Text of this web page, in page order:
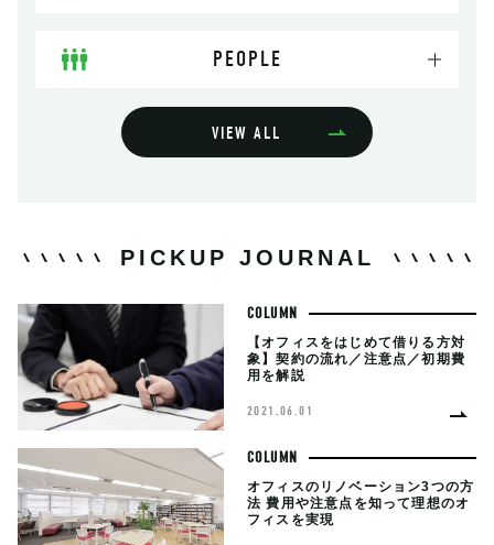
PEOPLE
VIEW ALL
PICKUP JOURNAL
COLUMN
【オフィスをはじめて借りる方対
象】契約の流れ／注意点／初期費
用を解説
2021.06.01
COLUMN
オフィスのリノベーション3つの方
法 費用や注意点を知って理想のオ
フィスを実現